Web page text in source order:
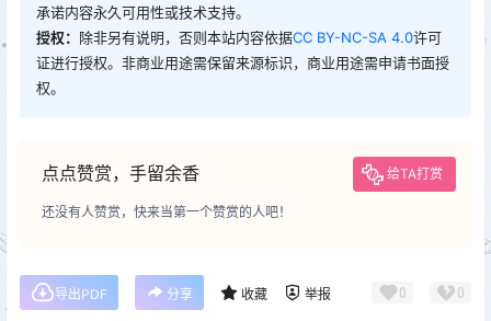
承诺内容永久可用性或技术支持。
授权： 除非另有说明，否则本站内容依据CC BY-NC-SA 4.0许可
证进行授权。非商业用途需保留来源标识，商业用途需申请书面授
权。
点点赞赏，手留余香 给TA打赏
还没有人赞赏，快来当第一个赞赏的人吧！
导出PDF 分享 收藏 举报 0 0